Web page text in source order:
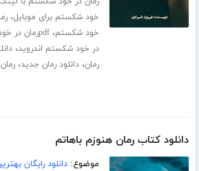
خود شکستم برای موبایل،
خود شکستم،pdfرمان در خود شکستم کامل
در خود شکستم اندروید،
رمان،دانلود رمان جدید،
دانلود کتاب رمان هنوزم باهاتم
موضوع:دانلود رایگان